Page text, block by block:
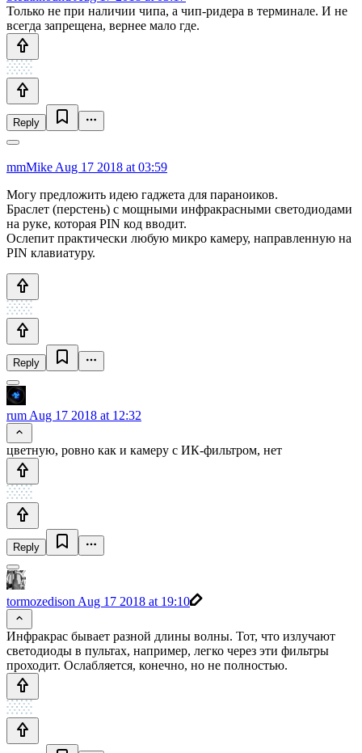
Только не при наличии чипа, а чип-ридера в терминале. И не
всегда запрещена, вернее мало где.
Reply
mmMike Aug 17 2018 at 03:59
Могу предложить идею гаджета для параноиков.
Браслет (перстень) с мощными инфракрасными светодиодами
на руке, которая PIN код вводит.
Ослепит практически любую микро камеру, направленную на
PIN клавиатуру.
Reply
rum Aug 17 2018 at 12:32
цветную, ровно как и камеру с ИК-фильтром, нет
Reply
tormozedison Aug 17 2018 at 19:10
Инфракрас бывает разной длины волны. Тот, что излучают
светодиоды в пультах, например, легко через эти фильтры
проходит. Ослабляется, конечно, но не полностью.